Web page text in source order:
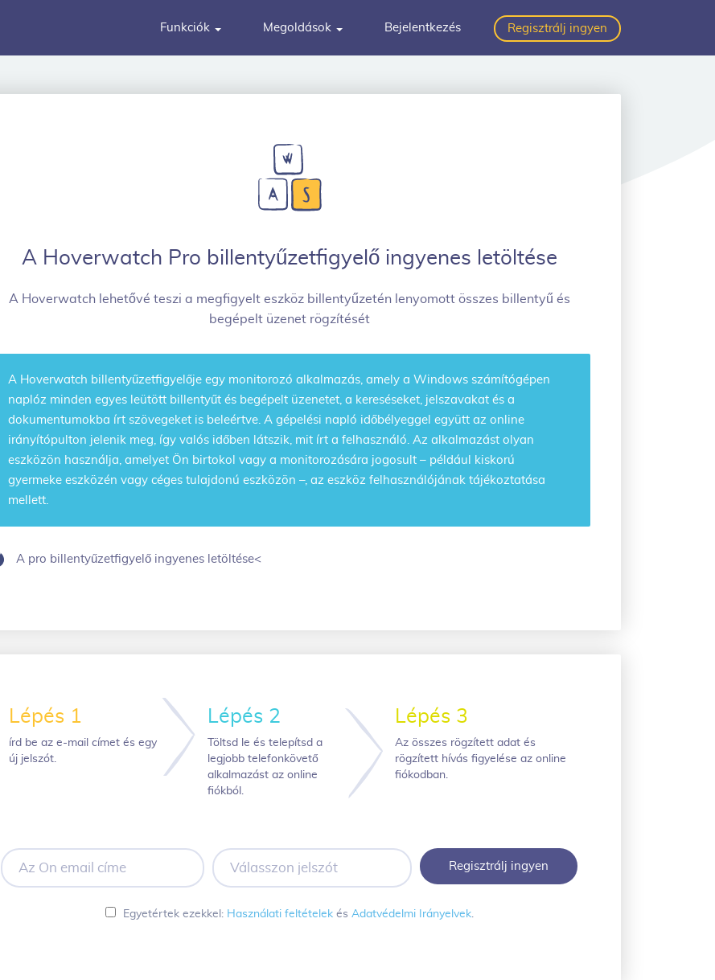
Funkciók Megoldások Bejelentkezés Regisztrálj ingyen
A Hoverwatch Pro billentyűzetfigyelő ingyenes letöltése
A Hoverwatch lehetővé teszi a megfigyelt eszköz billentyűzetén lenyomott összes billentyű és
begépelt üzenet rögzítését
A Hoverwatch billentyűzetfigyelője egy monitorozó alkalmazás, amely a Windows számítógépen
naplóz minden egyes leütött billentyűt és begépelt üzenetet, a kereséseket, jelszavakat és a
dokumentumokba írt szövegeket is beleértve. A gépelési napló időbélyeggel együtt az online
irányítópulton jelenik meg, így valós időben látszik, mit írt a felhasználó. Az alkalmazást olyan
eszközön használja, amelyet Ön birtokol vagy a monitorozására jogosult – például kiskorú
gyermeke eszközén vagy céges tulajdonú eszközön –, az eszköz felhasználójának tájékoztatása
mellett.
A pro billentyűzetfigyelő ingyenes letöltése<
Lépés 1
írd be az e-mail címet és egy
új jelszót.
Lépés 2
Töltsd le és telepítsd a
legjobb telefonkövető
alkalmazást az online
fiókból.
Lépés 3
Az összes rögzített adat és
rögzített hívás figyelése az online
fiókodban.
Az
Ön
email
Válasszon
jelszót
Egyetértek ezekkel: Használati feltételekés Adatvédelmi Irányelvek.